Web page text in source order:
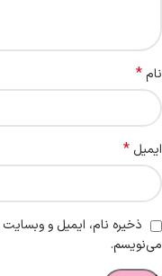
نام*
ایمیل *
ذخیره نام، ایمیل و
می‌نویسم.